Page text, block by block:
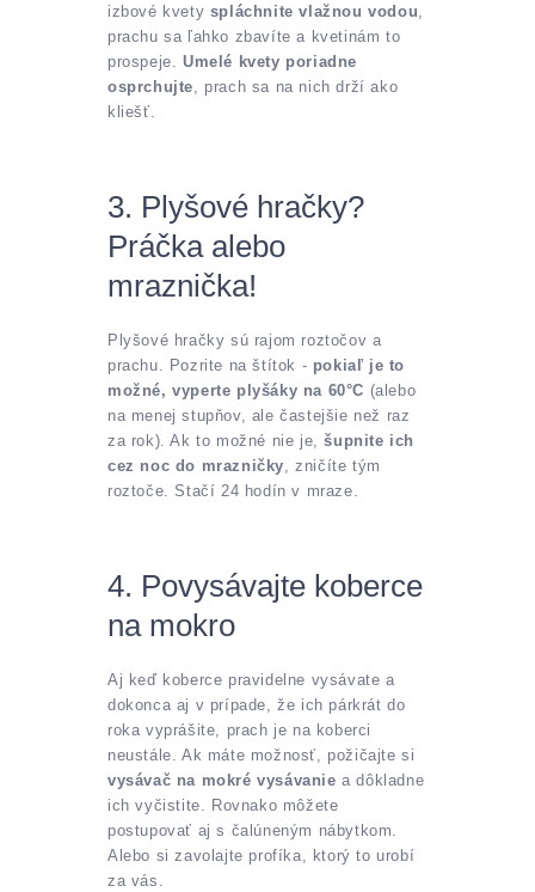
izbové kvety spláchnite vlažnou vodou
prachu sa ľahko zbavíte a kvetinám to
prospeje. Umelé kvety poriadne
osprchujte , prach sa na nich drží ako
kliešť.
3. Plyšové hračky?
Práčka alebo
mraznička!
Plyšové hračky sú rajom roztočov a
prachu. Pozrite na štítok - pokiaľ je to
možné, vyperte plyšáky na 60°C (alebo
na menej stupňov, ale častejšie než raz
za rok). Ak to možné nie je,šupnite ich
cez noc do mrazničky, zničíte tým
roztoče. Stačí 24 hodín v mraze.
4. Povysávajte koberce
na mokro
Aj keď koberce pravidelne vysávate a
dokonca aj v prípade, že ich párkrát do
roka vyprášite, prach je na koberci
neustále. Ak máte možnosť, požičajte si
vysávač na mokré vysávanie a dôkladne
ich vyčistite. Rovnako môžete
postupovať aj s čalúneným nábytkom.
Alebo si zavolajte profíka, ktorý to urobí
za vás.